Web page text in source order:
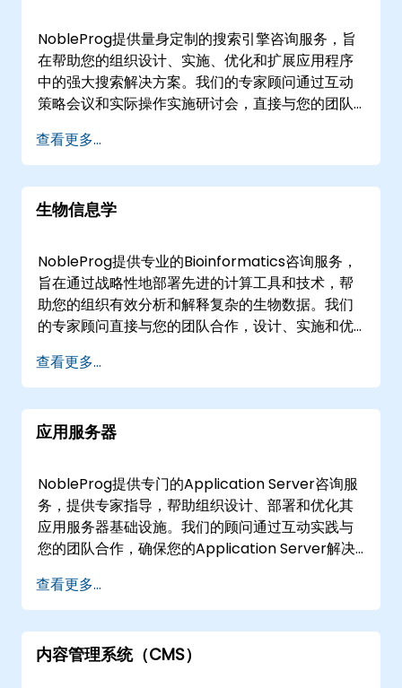
-- 您的本地咨询合作伙伴
NobleProg提供量身定制的搜索引擎咨询服务，旨
在帮助您的组织设计、实施、优化和扩展应用程序
中的强大搜索解决方案。我们的专家顾问通过互动
策略会议和实际操作实施研讨会，直接与您的团队
询活动可提供远程实时会议或现场部署。远程咨询
通过安全、交互式的远程桌面环境进行，使我们的
专家能够实时指导您的技术团队。现场咨询可直接
在的客户场所或NobleProg在的企业设施进行，确
NobleProg——您的搜索引擎解决方案本地咨询合
作伙伴。
查看更多...
生物信息学
NobleProg提供专业的Bioinformatics咨询服务，
旨在通过战略性地部署先进的计算工具和技术，帮
助您的组织有效分析和解释复杂的生物数据。我们
的专家顾问直接与您的团队合作，设计、实施和优
运营需求。 我们的合作模式灵活，可以远程或线下
提供这些高影响力的咨询解决方案。远程咨询通过
交互式、安全的远程桌面环境进行，确保无论地点
如何都能无缝协作。对于线下合作，我们的顾问可
工作。 NobleProg——您的本地咨询合作伙伴。
查看更多...
应用服务器
NobleProg提供专门的Application Server咨询服
务，提供专家指导，帮助组织设计、部署和优化其
应用服务器基础设施。我们的顾问通过互动实践与
您的团队合作，确保您的Application Server解决
程实时会话"或"线下服务"。远程实时会话通过安全
的交互式远程桌面环境进行，支持实时协作和问题
解决。线下服务可直接在的您的设施或NobleProg
在的专门企业中心进行。 该技术也称为App
查看更多...
内容管理系统（CMS）